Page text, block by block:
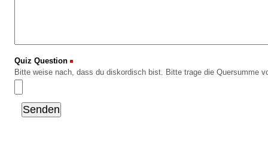
Quiz Question
Bitte weise nach, dass du diskordisch bist. Bitte trage die Quersumme